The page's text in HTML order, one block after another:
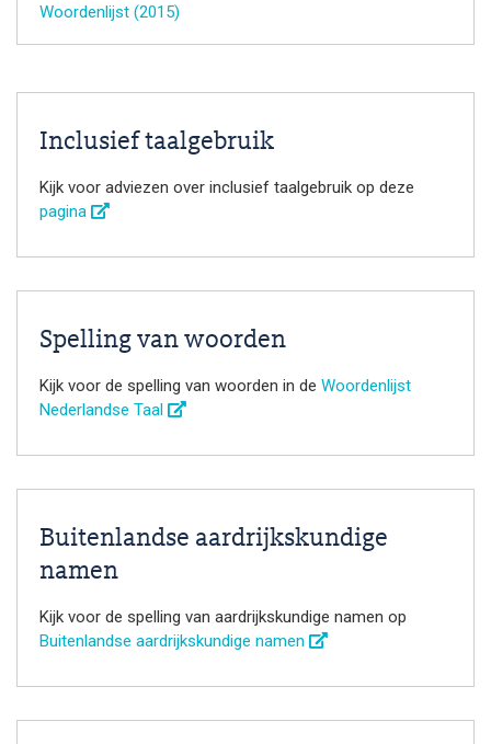
Woordenlijst (2015)
Inclusief taalgebruik
Kijk voor adviezen over inclusief taalgebruik op deze
pagina
Spelling van woorden
Kijk voor de spelling van woorden in de Woordenlijst
Nederlandse Taal
Buitenlandse aardrijkskundige
namen
Kijk voor de spelling van aardrijkskundige namen op
Buitenlandse aardrijkskundige namen